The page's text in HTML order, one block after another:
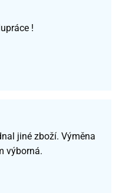
!
jiné zboží. Výměna
výborná.